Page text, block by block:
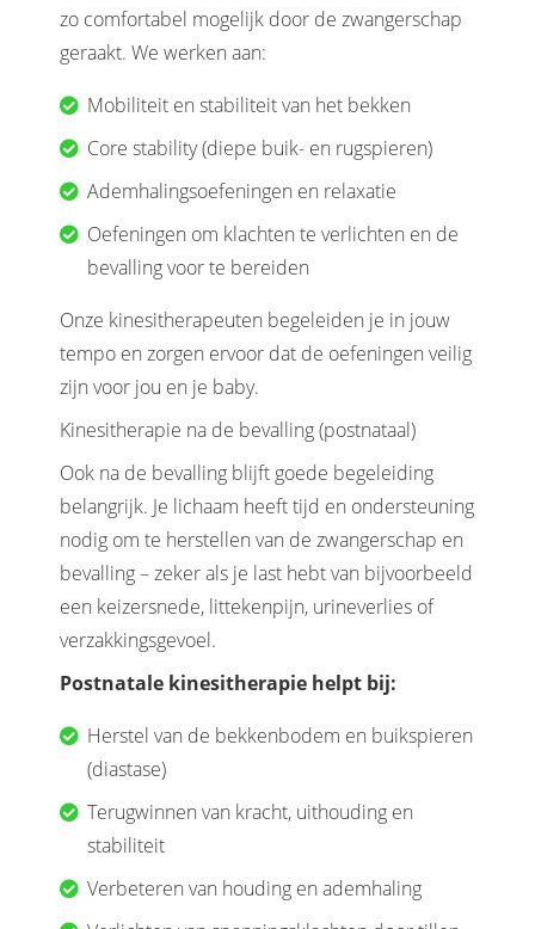
zo comfortabel mogelijk door de zwangerschap
geraakt. We werken aan:
Mobiliteit en stabiliteit van het bekken
Core stability (diepe buik- en rugspieren)
Ademhalingsoefeningen en relaxatie
Oefeningen om klachten te verlichten en de
bevalling voor te bereiden
Onze kinesitherapeuten begeleiden je in jouw
tempo en zorgen ervoor dat de oefeningen veilig
zijn voor jou en je baby.
Kinesitherapie na de bevalling (postnataal)
Ook na de bevalling blijft goede begeleiding
belangrijk. Je lichaam heeft tijd en ondersteuning
nodig om te herstellen van de zwangerschap en
bevalling – zeker als je last hebt van bijvoorbeeld
een keizersnede, littekenpijn, urineverlies of
verzakkingsgevoel.
Postnatale kinesitherapie helpt bij:
Herstel van de bekkenbodem en buikspieren
(diastase)
Terugwinnen van kracht, uithouding en
stabiliteit
Verbeteren van houding en ademhaling